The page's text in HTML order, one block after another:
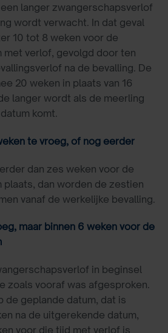
langer zwangerschapsverlof
wordt verwacht. In dat geval
10 tot 8 weken voor de
met verlof, gevolgd door ten
na de bevalling. De
20 weken in plaats van 16
langer wordt als de meerling
komt.
te vroeg, of nog eerder
dan zes weken voor de
plaats, dan worden de zestien
vanaf de werkelijke bevalling.
maar binnen 6 weken voor de
in beginsel
zoals vooraf was afgesproken.
de geplande datum, dat is
na de uitgerekende datum,
voor die tijd met verlof is